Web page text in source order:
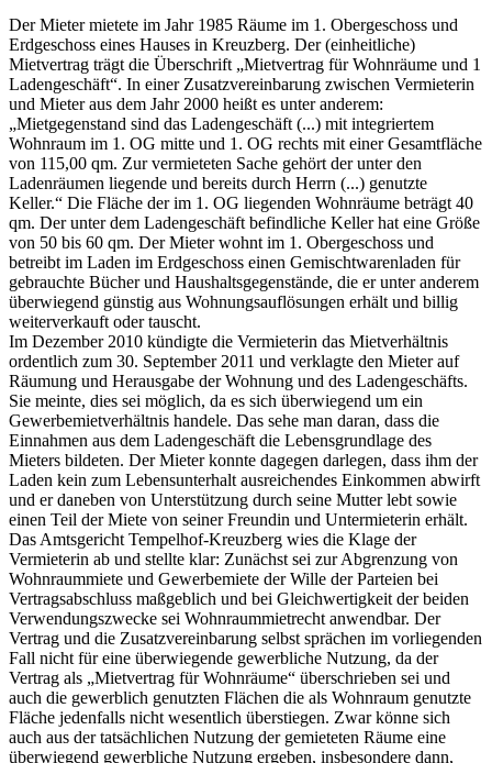
Der Mieter mietete im Jahr 1985 Räume im 1. Obergeschoss und
Erdgeschoss eines Hauses in Kreuzberg. Der (einheitliche)
Mietvertrag trägt die Überschrift „Mietvertrag für Wohnräume und 1
Ladengeschäft“. In einer Zusatzvereinbarung zwischen Vermieterin
und Mieter aus dem Jahr 2000 heißt es unter anderem:
„Mietgegenstand sind das Ladengeschäft (...) mit integriertem
Wohnraum im 1. OG mitte und 1. OG rechts mit einer Gesamtfläche
von 115,00 qm. Zur vermieteten Sache gehört der unter den
Ladenräumen liegende und bereits durch Herrn (...) genutzte
Keller.“ Die Fläche der im 1. OG liegenden Wohnräume beträgt 40
qm. Der unter dem Ladengeschäft befindliche Keller hat eine Größe
von 50 bis 60 qm. Der Mieter wohnt im 1. Obergeschoss und
betreibt im Laden im Erdgeschoss einen Gemischtwarenladen für
gebrauchte Bücher und Haushaltsgegenstände, die er unter anderem
überwiegend günstig aus Wohnungsauflösungen erhält und billig
weiterverkauft oder tauscht.
Im Dezember 2010 kündigte die Vermieterin das Mietverhältnis
ordentlich zum 30. September 2011 und verklagte den Mieter auf
Räumung und Herausgabe der Wohnung und des Ladengeschäfts.
Sie meinte, dies sei möglich, da es sich überwiegend um ein
Gewerbemietverhältnis handele. Das sehe man daran, dass die
Einnahmen aus dem Ladengeschäft die Lebensgrundlage des
Mieters bildeten. Der Mieter konnte dagegen darlegen, dass ihm der
Laden kein zum Lebensunterhalt ausreichendes Einkommen abwirft
und er daneben von Unterstützung durch seine Mutter lebt sowie
einen Teil der Miete von seiner Freundin und Untermieterin erhält.
Das Amtsgericht Tempelhof-Kreuzberg wies die Klage der
Vermieterin ab und stellte klar: Zunächst sei zur Abgrenzung von
Wohnraummiete und Gewerbemiete der Wille der Parteien bei
Vertragsabschluss maßgeblich und bei Gleichwertigkeit der beiden
Verwendungszwecke sei Wohnraummietrecht anwendbar. Der
Vertrag und die Zusatzvereinbarung selbst sprächen im vorliegenden
Fall nicht für eine überwiegende gewerbliche Nutzung, da der
Vertrag als „Mietvertrag für Wohnräume“ überschrieben sei und
auch die gewerblich genutzten Flächen die als Wohnraum genutzte
Fläche jedenfalls nicht wesentlich überstiegen. Zwar könne sich
auch aus der tatsächlichen Nutzung der gemieteten Räume eine
überwiegend gewerbliche Nutzung ergeben, insbesondere dann,